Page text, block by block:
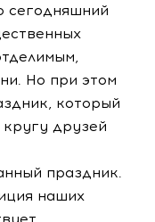
сегодняшний
Но при этом
который
друзей
праздник.
наших